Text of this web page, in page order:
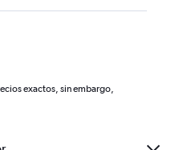
exactos, sin embargo,